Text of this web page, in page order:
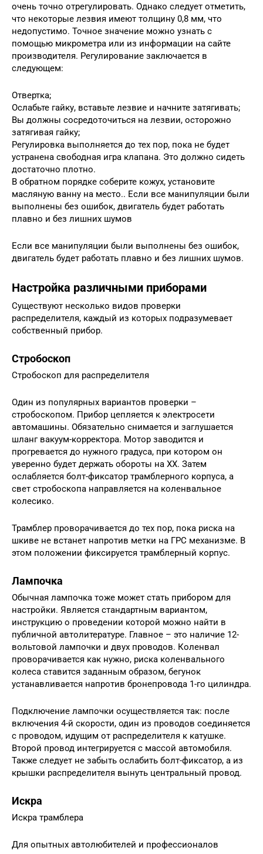
очень точно отрегулировать. Однако следует отметить,
что некоторые лезвия имеют толщину 0,8 мм, что
недопустимо. Точное значение можно узнать с
помощью микрометра или из информации на сайте
производителя. Регулирование заключается в
следующем:
Отвертка;
Ослабьте гайку, вставьте лезвие и начните затягивать;
Вы должны сосредоточиться на лезвии, осторожно
затягивая гайку;
Регулировка выполняется до тех пор, пока не будет
устранена свободная игра клапана. Это должно сидеть
достаточно плотно.
В обратном порядке соберите кожух, установите
масляную ванну на место.. Если все манипуляции были
выполнены без ошибок, двигатель будет работать
плавно и без лишних шумов
Если все манипуляции были выполнены без ошибок,
двигатель будет работать плавно и без лишних шумов.
Настройка различными приборами
Существуют несколько видов проверки
распределителя, каждый из которых подразумевает
собственный прибор.
Стробоскоп
Стробоскоп для распределителя
Один из популярных вариантов проверки –
стробоскопом. Прибор цепляется к электросети
автомашины. Обязательно снимается и заглушается
шланг вакуум-корректора. Мотор заводится и
прогревается до нужного градуса, при котором он
уверенно будет держать обороты на ХХ. Затем
ослабляется болт-фиксатор трамблерного корпуса, а
свет стробоскопа направляется на коленвальное
колесико.
Трамблер проворачивается до тех пор, пока риска на
шкиве не встанет напротив метки на ГРС механизме. В
этом положении фиксируется трамблерный корпус.
Лампочка
Обычная лампочка тоже может стать прибором для
настройки. Является стандартным вариантом,
инструкцию о проведении которой можно найти в
публичной автолитературе. Главное – это наличие 12-
вольтовой лампочки и двух проводов. Коленвал
проворачивается как нужно, риска коленвального
колеса ставится заданным образом, бегунок
устанавливается напротив бронепровода 1-го цилиндра.
Подключение лампочки осуществляется так: после
включения 4-й скорости, один из проводов соединяется
с проводом, идущим от распределителя к катушке.
Второй провод интегрируется с массой автомобиля.
Также следует не забыть ослабить болт-фиксатор, а из
крышки распределителя вынуть центральный провод.
Искра
Искра трамблера
Для опытных автолюбителей и профессионалов